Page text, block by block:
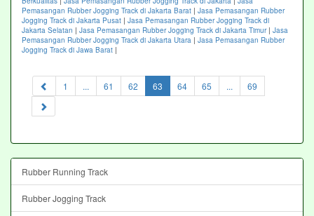
Pemasangan Rubber Jogging Track di Jakarta Barat | Jasa Pemasangan Rubber
Jogging Track di Jakarta Pusat | Jasa Pemasangan Rubber Jogging Track di
Jakarta Selatan | Jasa Pemasangan Rubber Jogging Track di Jakarta Timur| Jasa
Pemasangan Rubber Jogging Track di Jakarta Utara | Jasa Pemasangan Rubber
Jogging Track di Jawa Barat |
1 ... 61 62 63 (current)
64 65 ... 69
Rubber Running Track
Rubber Jogging Track